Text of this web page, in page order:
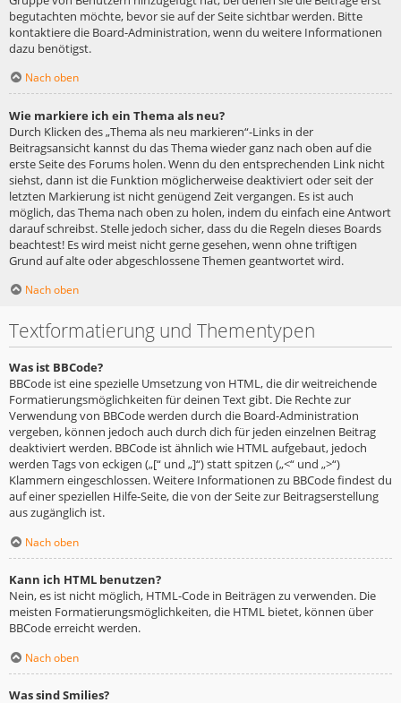
begutachten möchte, bevor sie auf der Seite sichtbar werden. Bitte
kontaktiere die Board-Administration, wenn du weitere Informationen
dazu benötigst.
Nach oben
Wie markiere ich ein Thema als neu?
Durch Klicken des „Thema als neu markieren“-Links in der
Beitragsansicht kannst du das Thema wieder ganz nach oben auf die
erste Seite des Forums holen. Wenn du den entsprechenden Link nicht
siehst, dann ist die Funktion möglicherweise deaktiviert oder seit der
letzten Markierung ist nicht genügend Zeit vergangen. Es ist auch
möglich, das Thema nach oben zu holen, indem du einfach eine Antwort
darauf schreibst. Stelle jedoch sicher, dass du die Regeln dieses Boards
beachtest! Es wird meist nicht gerne gesehen, wenn ohne triftigen
Grund auf alte oder abgeschlossene Themen geantwortet wird.
Nach oben
Textformatierung und Thementypen
Was ist BBCode?
BBCode ist eine spezielle Umsetzung von HTML, die dir weitreichende
Formatierungsmöglichkeiten für deinen Text gibt. Die Rechte zur
Verwendung von BBCode werden durch die Board-Administration
vergeben, können jedoch auch durch dich für jeden einzelnen Beitrag
deaktiviert werden. BBCode ist ähnlich wie HTML aufgebaut, jedoch
werden Tags von eckigen („[“ und „]“) statt spitzen („<“ und „>“)
Klammern eingeschlossen. Weitere Informationen zu BBCode findest du
auf einer speziellen Hilfe-Seite, die von der Seite zur Beitragserstellung
aus zugänglich ist.
Nach oben
Kann ich HTML benutzen?
Nein, es ist nicht möglich, HTML-Code in Beiträgen zu verwenden. Die
meisten Formatierungsmöglichkeiten, die HTML bietet, können über
BBCode erreicht werden.
Nach oben
Was sind Smilies?